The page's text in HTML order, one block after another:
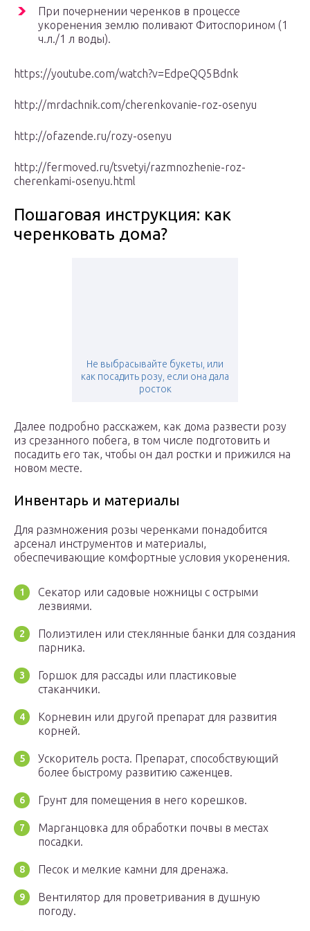
При почернении черенков в процессе
укоренения землю поливают Фитоспорином (1
ч.л./1 л воды).
https://youtube.com/watch?v=EdpeQQ5Bdnk
http://mrdachnik.com/cherenkovanie-roz-osenyu
http://ofazende.ru/rozy-osenyu
http://fermoved.ru/tsvetyi/razmnozhenie-roz-
cherenkami-osenyu.html
Пошаговая инструкция: как
черенковать дома?
Не выбрасывайте букеты, или
как посадить розу, если она дала
росток
Далее подробно расскажем, как дома развести розу
из срезанного побега, в том числе подготовить и
посадить его так, чтобы он дал ростки и прижился на
новом месте.
Инвентарь и материалы
Для размножения розы черенками понадобится
арсенал инструментов и материалы,
обеспечивающие комфортные условия укоренения.
Секатор или садовые ножницы с острыми
лезвиями.
Полиэтилен или стеклянные банки для создания
парника.
Горшок для рассады или пластиковые
стаканчики.
Корневин или другой препарат для развития
корней.
Ускоритель роста. Препарат, способствующий
более быстрому развитию саженцев.
Грунт для помещения в него корешков.
Марганцовка для обработки почвы в местах
посадки.
Песок и мелкие камни для дренажа.
Вентилятор для проветривания в душную
погоду.